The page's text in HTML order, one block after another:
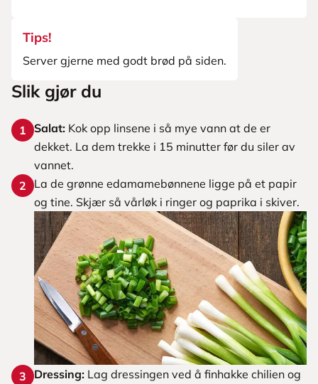
Tips!
Server gjerne med godt brød på siden.
Slik gjør du
1 Salat: Kok opp linsene i så mye vann at de er
dekket. La dem trekke i 15 minutter før du siler av
vannet.
2
La de grønne edamamebønnene ligge på et papir
og tine. Skjær så vårløk i ringer og paprika i skiver.
3 Dressing: Lag dressingen ved å finhakke chilien og